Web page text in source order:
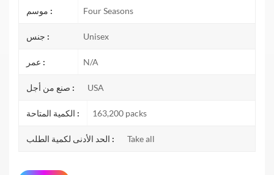
موسم : Four Seasons
جنس : Unisex
عمر : N/A
صنع من أجل : USA
الكمية المتاحة : 163,200 packs
الحد الأدنى لكمية الطلب : Take all